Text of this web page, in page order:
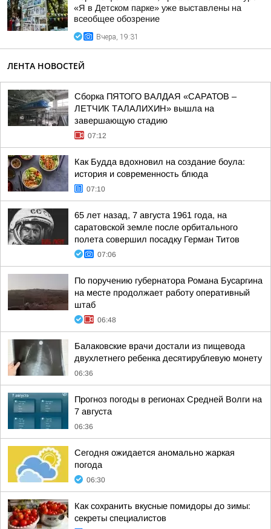
«Я в Детском парке» уже выставлены на
всеобщее обозрение
Вчера, 19:31
ЛЕНТА НОВОСТЕЙ
Сборка ПЯТОГО ВАЛДАЯ «САРАТОВ –
ЛЕТЧИК ТАЛАЛИХИН» вышла на
завершающую стадию
07:12
Как Будда вдохновил на создание боула:
история и современность блюда
07:10
65 лет назад, 7 августа 1961 года, на
саратовской земле после орбитального
полета совершил посадку Герман Титов
07:06
По поручению губернатора Романа Бусаргина
на месте продолжает работу оперативный
штаб
06:48
Балаковские врачи достали из пищевода
двухлетнего ребенка десятирублевую монету
06:36
Прогноз погоды в регионах Средней Волги на
7 августа
06:36
Сегодня ожидается аномально жаркая
погода
06:30
Как сохранить вкусные помидоры до зимы:
секреты специалистов